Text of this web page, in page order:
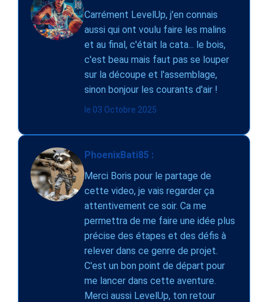
Carrément LevelUp, j'en connais
aussi qui ont voulu faire les malins
et au final, c'était la cata... le bois,
c'est beau mais faut pas se louper
sur la découpe et l'assemblage,
sinon bonjour les courants d'air !
le 03 Octobre 2025
PhoenixBati85 :
Merci Boris pour le partage de
cette video, je vais regarder ça
attentivement ce soir. Ca me
permettra de me faire une idée plus
précise des étapes et des défis à
relever dans ce genre de projet.
C'est un bon point de départ pour
me lancer dans cette aventure.
Merci aussi LevelUp, ton retour